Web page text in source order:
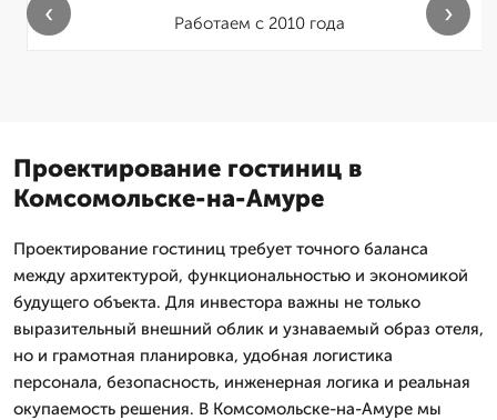
Работаем с 2010 года
‹ ›
Проектирование гостиниц в
Комсомольске-на-Амуре
Проектирование гостиниц требует точного баланса
между архитектурой, функциональностью и экономикой
будущего объекта. Для инвестора важны не только
выразительный внешний облик и узнаваемый образ отеля,
но и грамотная планировка, удобная логистика
персонала, безопасность, инженерная логика и реальная
окупаемость решения. В Комсомольске-на-Амуре мы